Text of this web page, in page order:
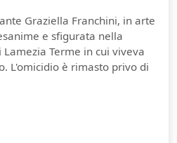
Graziella Franchini, in arte
e sfigurata nella
Terme in cui viveva
L'omicidio è rimasto privo di